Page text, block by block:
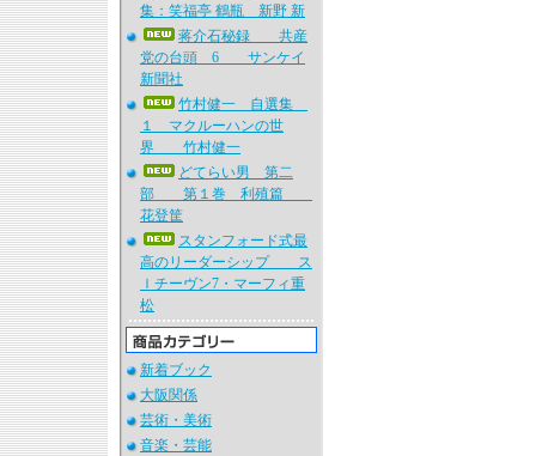
集：笑福亭 鶴瓶 新野 新
蒋介石秘録 共産
党の台頭 6 サンケイ
新聞社
竹村健一 自選集
１ マクルーハンの世
界 竹村健一
どてらい男 第二
部 第１巻 利殖篇
花登筐
スタンフォード式最
高のリーダーシップ ス
ｌチーヴン7・マーフィ重
松
新着ブック
大阪関係
芸術・美術
音楽・芸能